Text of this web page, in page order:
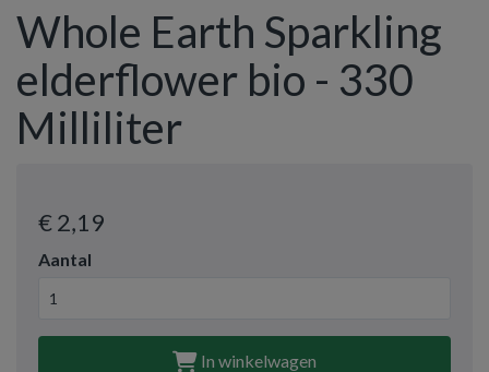
Whole Earth Sparkling
elderflower bio - 330
Milliliter
€ 2,19
Aantal
In winkelwagen